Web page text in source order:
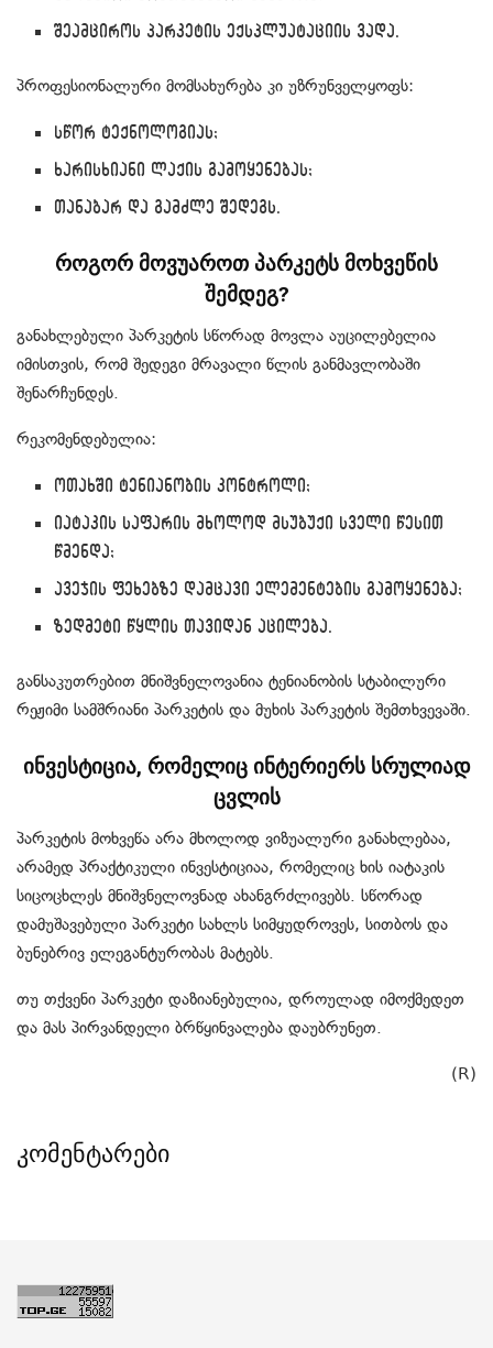
შეამციროს პარკეტის ექსპლუატაციის ვადა.
პროფესიონალური მომსახურება კი უზრუნველყოფს:
სწორ ტექნოლოგიას;
ხარისხიანი ლაქის გამოყენებას;
თანაბარ და გამძლე შედეგს.
როგორ მოვუაროთ პარკეტს მოხვეწის
შემდეგ?
განახლებული პარკეტის სწორად მოვლა აუცილებელია
იმისთვის, რომ შედეგი მრავალი წლის განმავლობაში
შენარჩუნდეს.
რეკომენდებულია:
ოთახში ტენიანობის კონტროლი;
იატაკის საფარის მხოლოდ მსუბუქი სველი წესით
წმენდა;
ავეჯის ფეხებზე დამცავი ელემენტების გამოყენება;
ზედმეტი წყლის თავიდან აცილება.
განსაკუთრებით მნიშვნელოვანია ტენიანობის სტაბილური
რეჟიმი სამშრიანი პარკეტის და მუხის პარკეტის შემთხვევაში.
ინვესტიცია, რომელიც ინტერიერს სრულიად
ცვლის
პარკეტის მოხვეწა არა მხოლოდ ვიზუალური განახლებაა,
არამედ პრაქტიკული ინვესტიციაა, რომელიც ხის იატაკის
სიცოცხლეს მნიშვნელოვნად ახანგრძლივებს. სწორად
დამუშავებული პარკეტი სახლს სიმყუდროვეს, სითბოს და
ბუნებრივ ელეგანტურობას მატებს.
თუ თქვენი პარკეტი დაზიანებულია, დროულად იმოქმედეთ
და მას პირვანდელი ბრწყინვალება დაუბრუნეთ.
(R)
კომენტარები